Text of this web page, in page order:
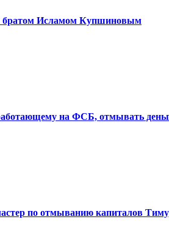
братом Исламом Купшиновым
на ФСБ, отмывать
по отмыванию капиталов